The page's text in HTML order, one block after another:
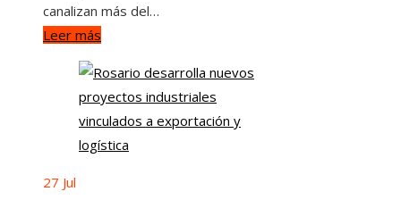
canalizan más del…
Leer más
27 Jul